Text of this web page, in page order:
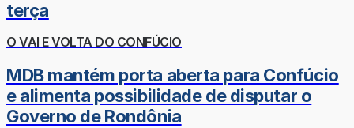
terça
O VAI E VOLTA DO CONFÚCIO
MDB mantém porta aberta para Confúcio
e alimenta possibilidade de disputar o
Governo de Rondônia